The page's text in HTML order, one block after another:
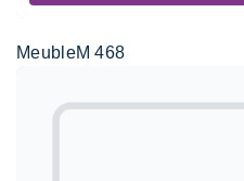
MeubleM 468